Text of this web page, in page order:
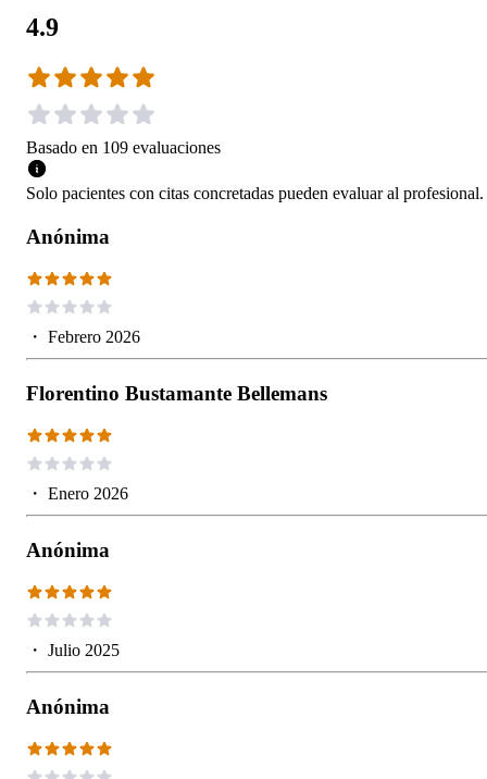
4.9
Basado en 109 evaluaciones
Solo pacientes con citas concretadas pueden evaluar al profesional.
Anónima
・ Febrero 2026
Florentino Bustamante Bellemans
・ Enero 2026
Anónima
・ Julio 2025
Anónima